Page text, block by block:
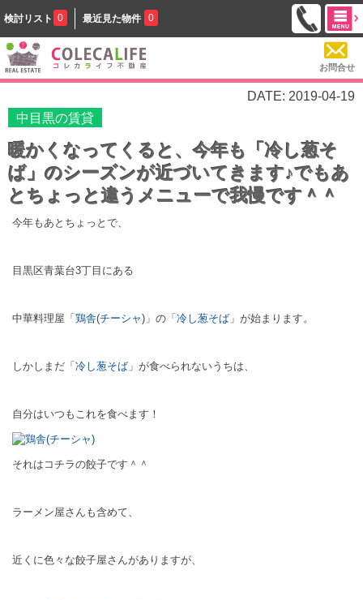
検討リスト 0 最近見た物件 0
お問合せ
DATE: 2019-04-19
中目黒の賃貸
暖かくなってくると、今年も「冷し葱そ
ば」のシーズンが近づいてきます♪でもあ
とちょっと違うメニューで我慢です＾＾
今年もあとちょっとで、
目黒区青葉台3丁目にある
中華料理屋「 鶏舎(チーシャ)」の「 冷し葱そば 」が始まります。
しかしまだ「 冷し葱そば 」が食べられないうちは、
自分はいつもこれを食べます！
それはコチラの餃子です＾＾
ラーメン屋さんも含めて、
近くに色々な餃子屋さんがありますが、